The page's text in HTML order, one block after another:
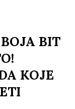
BIT
KOJE